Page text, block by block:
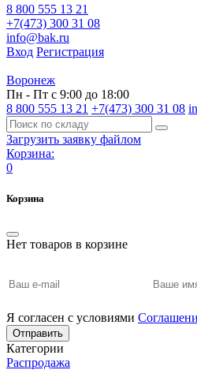
8 800 555 13 21
+7(473) 300 31 08
info@bak.ru
Вход Регистрация
Воронеж
Пн - Пт с 9:00 до 18:00
8 800 555 13 21 +7(473) 300 31 08
Загрузить заявку файлом
Корзина:
0
Корзина
Нет товаров в корзине
Я согласен с условиями
Отправить
Категории
Распродажа